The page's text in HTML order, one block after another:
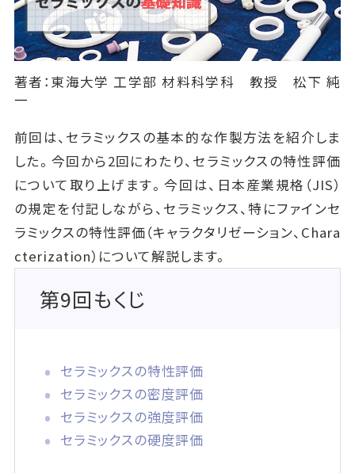
著者：東海大学 工学部 材料科学科 教授 松下 純
一
前回は、セラミックスの基本的な作製方法を紹介しま
した。今回から2回にわたり、セラミックスの特性評価
について取り上げます。今回は、日本産業規格（JIS）
の規定を付記しながら、セラミックス、特にファインセ
ラミックスの特性評価（キャラクタリゼーション、Chara
cterization）について解説します。
第9回もくじ
セラミックスの特性評価
セラミックスの密度評価
セラミックスの強度評価
セラミックスの硬度評価